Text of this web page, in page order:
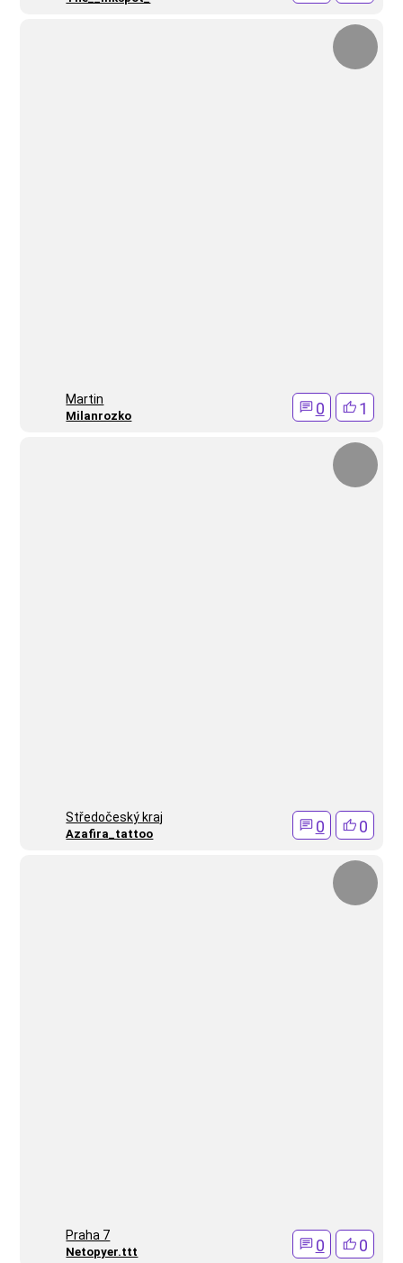
Martin
Milanrozko 0 1
Středočeský kraj
Azafira_tattoo 0 0
Praha 7
Netopyer.ttt 0 0